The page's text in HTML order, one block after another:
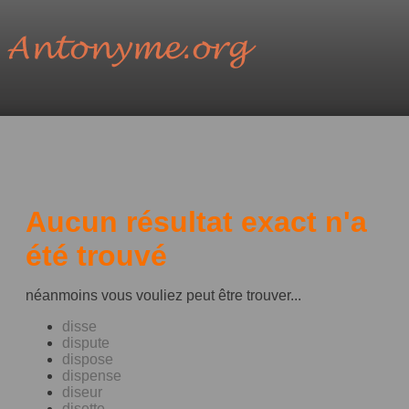
Aucun résultat exact n'a
été trouvé
néanmoins vous vouliez peut être trouver...
disse
dispute
dispose
dispense
diseur